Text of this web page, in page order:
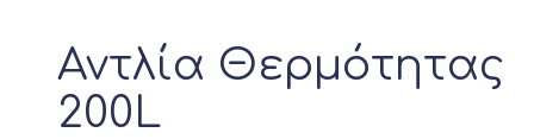
Αντλία Θερμότητας
200L